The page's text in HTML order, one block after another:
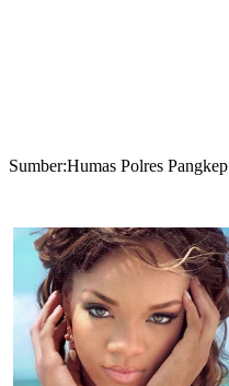
Sumber:Humas Polres Pangkep